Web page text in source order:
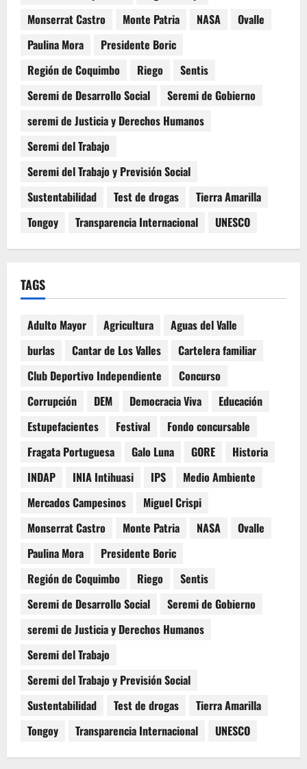
Monserrat Castro
Monte Patria NASA
Ovalle
Paulina Mora
Presidente Boric
Región de Coquimbo
Riego
Sentis
Seremi de Desarrollo Social
Seremi de Gobierno
seremi de Justicia y Derechos Humanos
Seremi del Trabajo
Seremi del Trabajo y Previsión Social
Sustentabilidad
Test de drogas
Tierra Amarilla
Tongoy
Transparencia Internacional UNESCO
TAGS
Adulto Mayor Agricultura
Aguas del Valle
burlas
Cantar de Los Valles
Cartelera familiar
Club Deportivo Independiente
Concurso
Corrupción
DEM Democracia Viva
Educación
Estupefacientes
Festival
Fondo concursable
Fragata Portuguesa
Galo Luna GORE
Historia
INDAP
INIA Intihuasi IPS
Medio Ambiente
Mercados Campesinos
Miguel Crispi
Monserrat Castro
Monte Patria NASA
Ovalle
Paulina Mora
Presidente Boric
Región de Coquimbo
Riego
Sentis
Seremi de Desarrollo Social
Seremi de Gobierno
seremi de Justicia y Derechos Humanos
Seremi del Trabajo
Seremi del Trabajo y Previsión Social
Sustentabilidad
Test de drogas
Tierra Amarilla
Tongoy
Transparencia Internacional UNESCO